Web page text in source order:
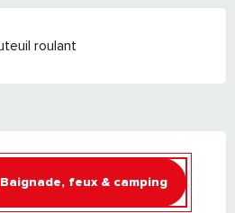
roulant
feux & camping